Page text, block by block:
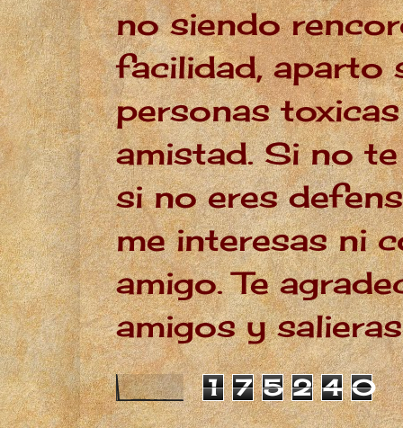
no siendo
facilidad, aparto
personas
amistad. Si no
si no eres
me interesas ni
amigo. Te
amigos y
1 7 5 2 4 0